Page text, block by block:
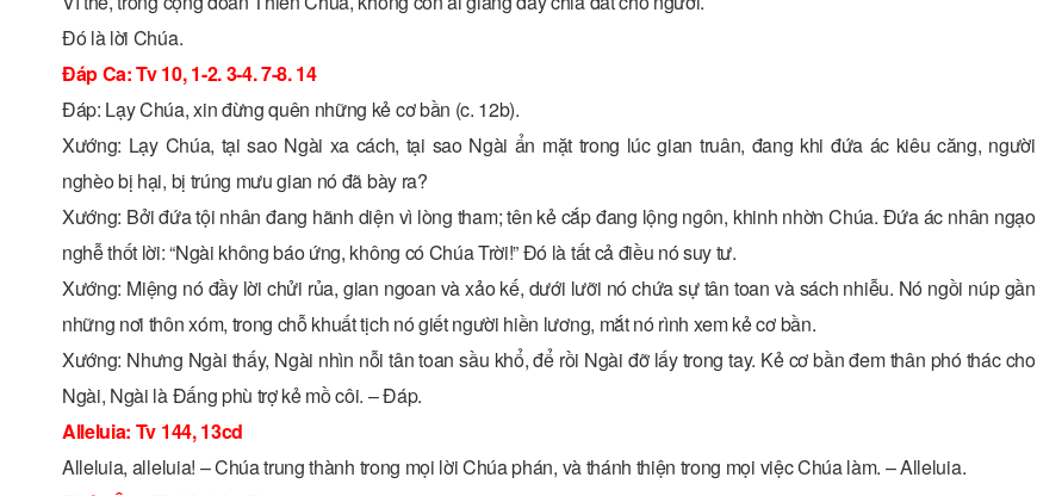
Ðó là lời Chúa.
Ðáp Ca: Tv 10, 1-2. 3-4. 7-8. 14
Ðáp: Lạy Chúa, xin đừng quên những kẻ cơ bần (c. 12b).
Xướng: Lạy Chúa, tại sao Ngài xa cách, tại sao Ngài ẩn mặt trong lúc gian truân, đang khi đứa ác kiêu căng, người
nghèo bị hại, bị trúng mưu gian nó đã bày ra?
Xướng: Bởi đứa tội nhân đang hãnh diện vì lòng tham; tên kẻ cắp đang lộng ngôn, khinh nhờn Chúa. Ðứa ác nhân ngạo
nghễ thốt lời: “Ngài không báo ứng, không có Chúa Trời!” Ðó là tất cả điều nó suy tư.
Xướng: Miệng nó đầy lời chửi rủa, gian ngoan và xảo kế, dưới lưỡi nó chứa sự tân toan và sách nhiễu. Nó ngồi núp gần
những nơi thôn xóm, trong chỗ khuất tịch nó giết người hiền lương, mắt nó rình xem kẻ cơ bần.
Xướng: Nhưng Ngài thấy, Ngài nhìn nỗi tân toan sầu khổ, để rồi Ngài đỡ lấy trong tay. Kẻ cơ bần đem thân phó thác cho
Ngài, Ngài là Ðấng phù trợ kẻ mồ côi. – Ðáp.
Alleluia: Tv 144, 13cd
Alleluia, alleluia! – Chúa trung thành trong mọi lời Chúa phán, và thánh thiện trong mọi việc Chúa làm. – Alleluia.